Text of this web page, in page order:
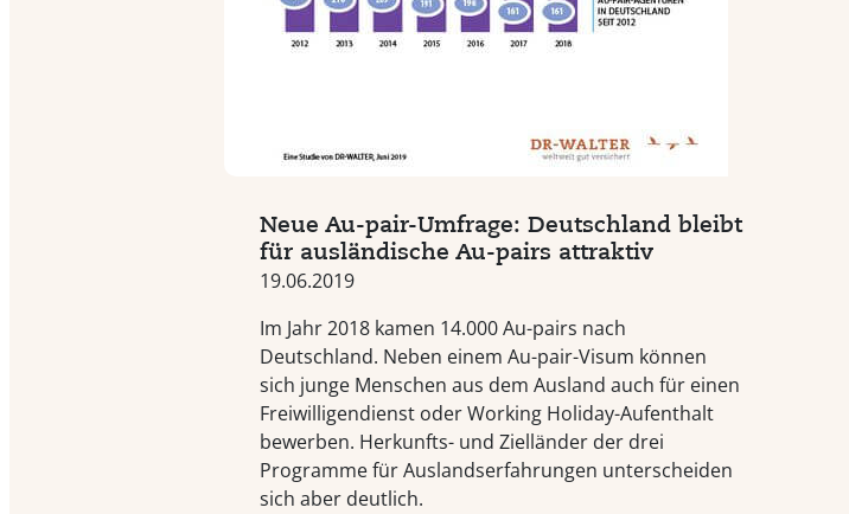
Neue Au-pair-Umfrage: Deutschland bleibt
für ausländische Au-pairs attraktiv
19.06.2019
Im Jahr 2018 kamen 14.000 Au-pairs nach
Deutschland. Neben einem Au-pair-Visum können
sich junge Menschen aus dem Ausland auch für einen
Freiwilligendienst oder Working Holiday-Aufenthalt
bewerben. Herkunfts- und Zielländer der drei
Programme für Auslandserfahrungen unterscheiden
sich aber deutlich.